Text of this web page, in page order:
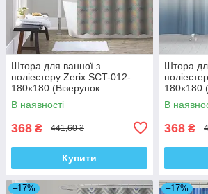
Штора для ванної з
поліестеру Zerix SCT-012-
180x180 (Візерунок
"Райдуга") (ZX4981)
В наявності
368 ₴ 441,60 ₴
Купити
Штора
180x180
білий)
В
368 ₴
–17% –17%